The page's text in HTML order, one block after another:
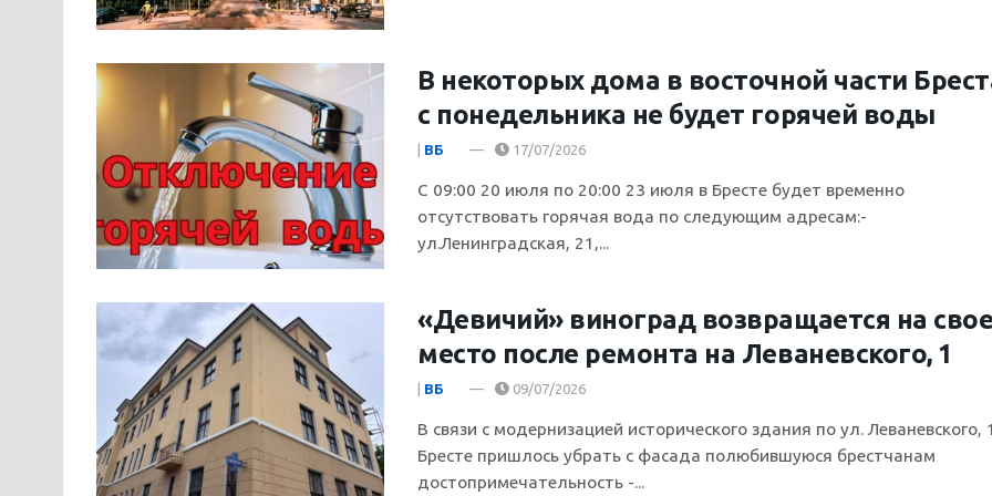
В некоторых дома в восточной части
с понедельника не будет горячей воды
ВБ 17/07/2026
С 09:00 20 июля по 20:00 23 июля в Бресте будет временно
отсутствовать горячая вода по следующим адресам:-
ул.Ленинградская, 21,...
«Девичий» виноград возвращается на свое
место после ремонта на Леваневского, 1
ВБ 09/07/2026
В связи с модернизацией исторического здания по ул. Леваневского,
Бресте пришлось убрать с фасада полюбившуюся брестчанам
достопримечательность -...